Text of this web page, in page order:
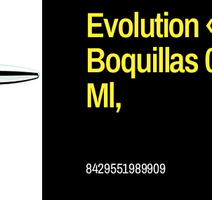
Evolution
Boquillas
Ml,
8429551989909